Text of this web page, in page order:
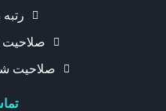
صلاحیت
صلاحیت